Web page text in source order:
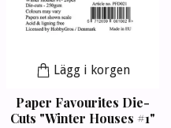
Lägg i korgen
Paper Favourites Die-
Cuts "Winter Houses #1"